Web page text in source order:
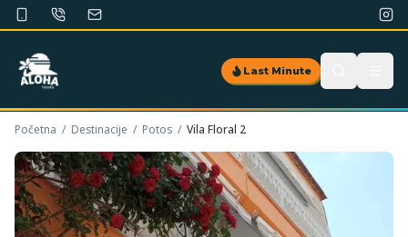
Last Minute
Početna / Destinacije / Potos / Vila Floral 2